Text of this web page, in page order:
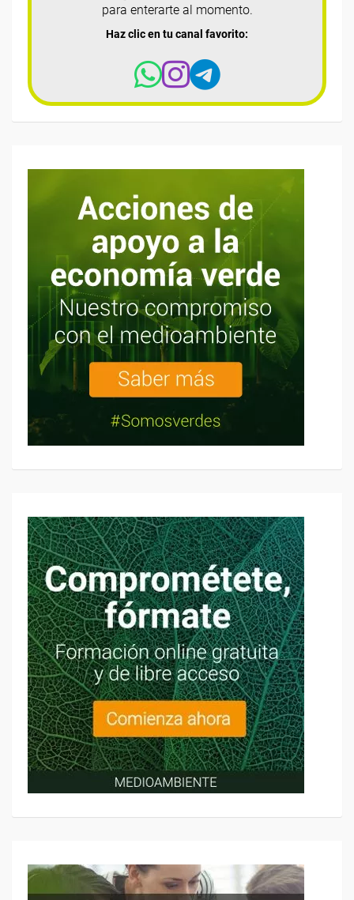
para enterarte al momento.
Haz clic en tu canal favorito: